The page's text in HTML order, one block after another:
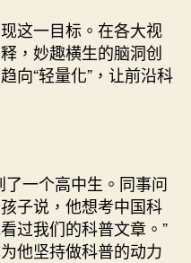
这一目标。在各大视
，妙趣横生的脑洞创
向“轻量化”，让前沿科
一个高中生。同事问
子说，他想考中国科
过我们的科普文章。”
他坚持做科普的动力